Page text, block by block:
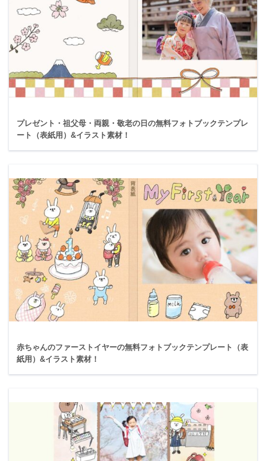
プレゼント・祖父母・両親・敬老の日の無料フォトブックテンプレ
ート（表紙用）&イラスト素材！
赤ちゃんのファーストイヤーの無料フォトブックテンプレート（表
紙用）&イラスト素材！